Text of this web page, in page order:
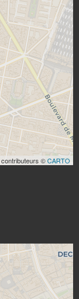
contributeurs ©CARTO